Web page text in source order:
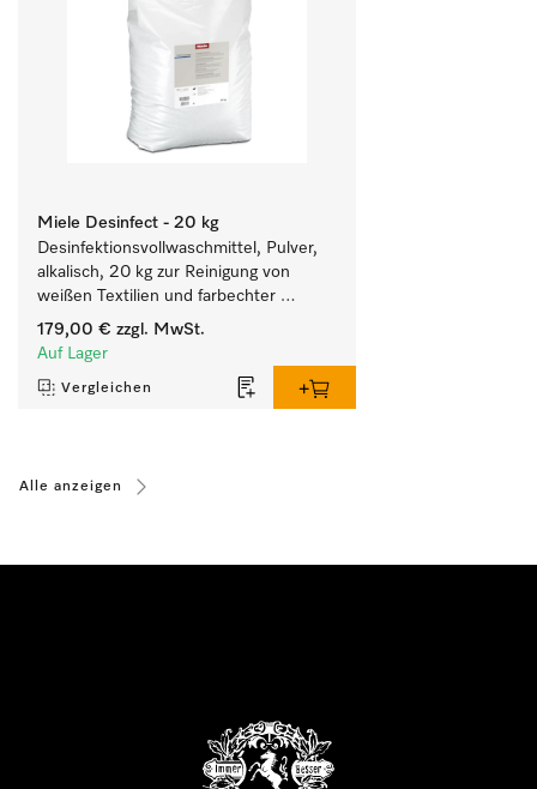
Miele Desinfect - 20 kg
Desinfektionsvollwaschmittel, Pulver,
alkalisch, 20 kg zur Reinigung von
weißen Textilien und farbechter
Buntwäsche.
179,00 € zzgl. MwSt.
Auf Lager
Vergleichen
Alle anzeigen